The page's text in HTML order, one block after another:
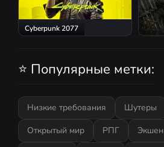
Cyberpunk 2077
⭐ Популярные метки:
Низкие требования Шутеры
Открытый мир
РПГ